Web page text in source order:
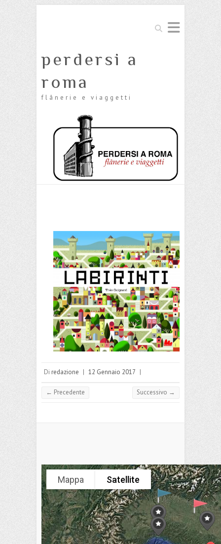
Cerca
perdersi a
roma
flânerie e viaggetti
Di redazione 12 Gennaio 2017
← Precedente Successivo →
Mappa Satellite